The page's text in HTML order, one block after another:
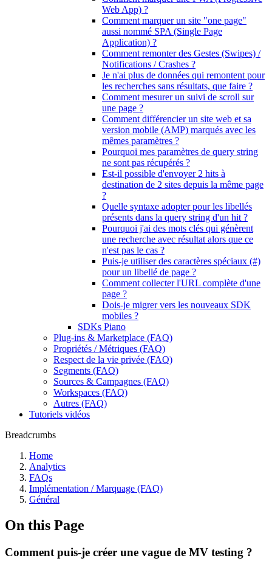
Web App) ?
Comment marquer un site "one page"
aussi nommé SPA (Single Page
Application) ?
Comment remonter des Gestes (Swipes) /
Notifications / Crashes ?
Je n'ai plus de données qui remontent pour
les recherches sans résultats, que faire ?
Comment mesurer un suivi de scroll sur
une page ?
Comment différencier un site web et sa
version mobile (AMP) marqués avec les
mêmes paramètres ?
Pourquoi mes paramètres de query string
ne sont pas récupérés ?
Est-il possible d'envoyer 2 hits à
destination de 2 sites depuis la même page
?
Quelle syntaxe adopter pour les libellés
présents dans la query string d'un hit ?
Pourquoi j'ai des mots clés qui génèrent
une recherche avec résultat alors que ce
n'est pas le cas ?
Puis-je utiliser des caractères spéciaux (#)
pour un libellé de page ?
Comment collecter l'URL complète d'une
page ?
Dois-je migrer vers les nouveaux SDK
mobiles ?
SDKs Piano
Plug-ins & Marketplace (FAQ)
Propriétés / Métriques (FAQ)
Respect de la vie privée (FAQ)
Segments (FAQ)
Sources & Campagnes (FAQ)
Workspaces (FAQ)
Autres (FAQ)
Tutoriels vidéos
Breadcrumbs
Home
Analytics
FAQs
Implémentation / Marquage (FAQ)
Général
On this Page
Comment puis-je créer une vague de MV testing ?